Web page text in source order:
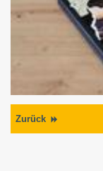
Zurück